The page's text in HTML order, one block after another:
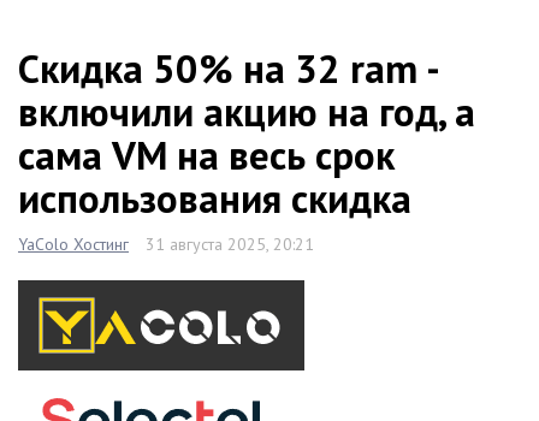
Скидка 50% на 32 ram -
включили акцию на год, а
сама VM на весь срок
использования скидка
YaColo Хостинг 31 августа 2025, 20:21